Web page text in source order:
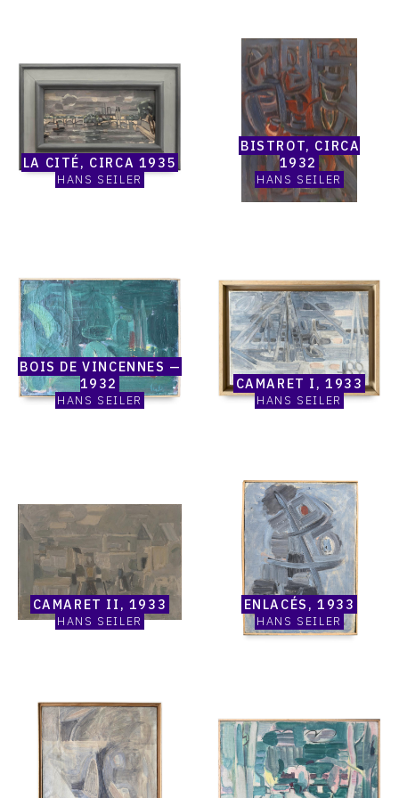
raisonné,
Hans
Seiler,
cité,
circa
1935
LA CITÉ, CIRCA 1935
HANS SEILER
Catalogue
raisonné,
Hans
Seiler,
Bistrot,
circa
1932
BISTROT, CIRCA
1932
HANS SEILER
Catalogue
raisonné,
Hans
Seiler,
Bois
de
Vincennes
—
BOIS DE VINCENNES —
1932
HANS SEILER
Catalogue
raisonné,
Hans
Seiler,
Camaret
1933CAMARET I, 1933
HANS SEILER
Catalogue
raisonné,
Hans
Seiler,
Camaret
II,
1933CAMARET II, 1933
HANS SEILER
Catalogue
raisonné,
Hans
Seiler,
Enlacés,
1933
ENLACÉS, 1933
HANS SEILER
Catalogue
raisonné,
Hans
Seiler,
Composition,
Catalogue
raisonné,
Hans
Seiler,
Près